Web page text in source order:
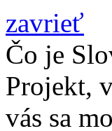
zavrieť
Čo je
Projekt,
vás sa